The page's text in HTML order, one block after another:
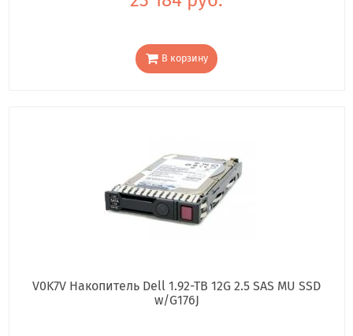
В корзину
V0K7V Накопитель Dell 1.92-TB 12G 2.5 SAS MU SSD
w/G176J